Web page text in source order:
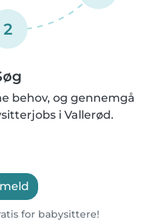
2
behov, og gennemgå
i Vallerød.
for babysittere!